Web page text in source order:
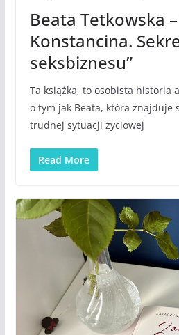
Beata Tetkowska
Konstancina.
seksbiznesu”
Ta książka, to osobista historia
o tym jak Beata, która znajduje
trudnej sytuacji życiowej
Read More